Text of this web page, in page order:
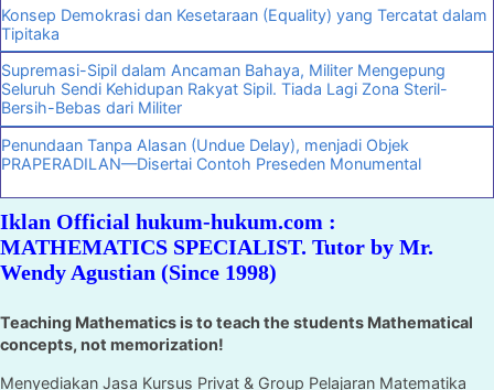
Konsep Demokrasi dan Kesetaraan (Equality) yang Tercatat dalam
Tipitaka
Supremasi-Sipil dalam Ancaman Bahaya, Militer Mengepung
Seluruh Sendi Kehidupan Rakyat Sipil. Tiada Lagi Zona Steril-
Bersih-Bebas dari Militer
Penundaan Tanpa Alasan (Undue Delay), menjadi Objek
PRAPERADILAN—Disertai Contoh Preseden Monumental
Iklan Official hukum-hukum.com :
MATHEMATICS SPECIALIST. Tutor by Mr.
Wendy Agustian (Since 1998)
Teaching Mathematics is to teach the students Mathematical
concepts, not memorization!
Menyediakan Jasa Kursus Privat & Group Pelajaran Matematika